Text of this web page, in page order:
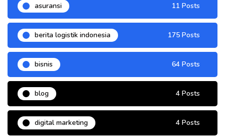
asuransi 11 Posts
berita logistik indonesia 175 Posts
bisnis 64 Posts
blog 4 Posts
digital marketing 4 Posts